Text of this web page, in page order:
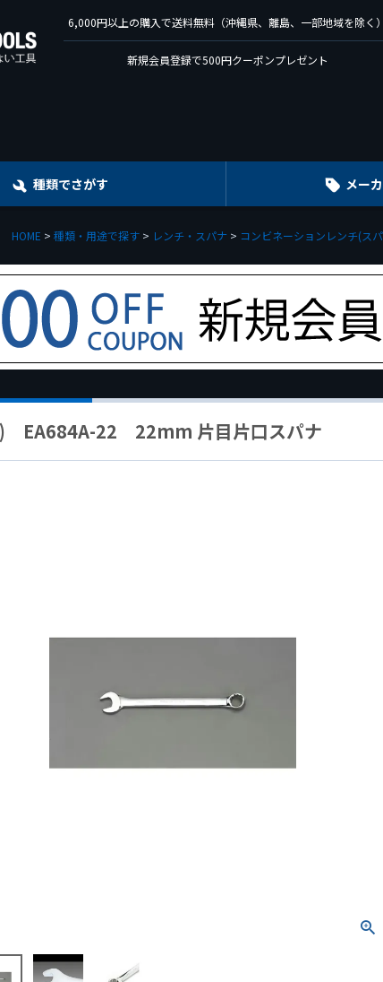
6,000円以上の購入で送料無料（沖縄県、離島、一部地域を除く）
新規会員登録で500円クーポンプレゼント
種類でさがす メー
HOME 種類・用途で探す レンチ・スパナ コンビネーションレンチ(ス
) EA684A-22 22mm 片目片口スパナ